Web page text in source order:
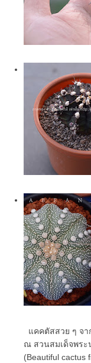
แคคตัสสวย ๆ จา
ณ สวนสมเด็จพระ
(Beautiful cactus